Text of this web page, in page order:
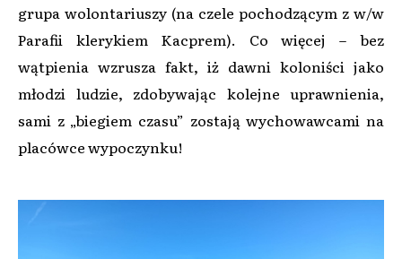
grupa wolontariuszy (na czele pochodzącym z w/w
Parafii klerykiem Kacprem). Co więcej – bez
wątpienia wzrusza fakt, iż dawni koloniści jako
młodzi ludzie, zdobywając kolejne uprawnienia,
sami z „biegiem czasu” zostają wychowawcami na
placówce wypoczynku!